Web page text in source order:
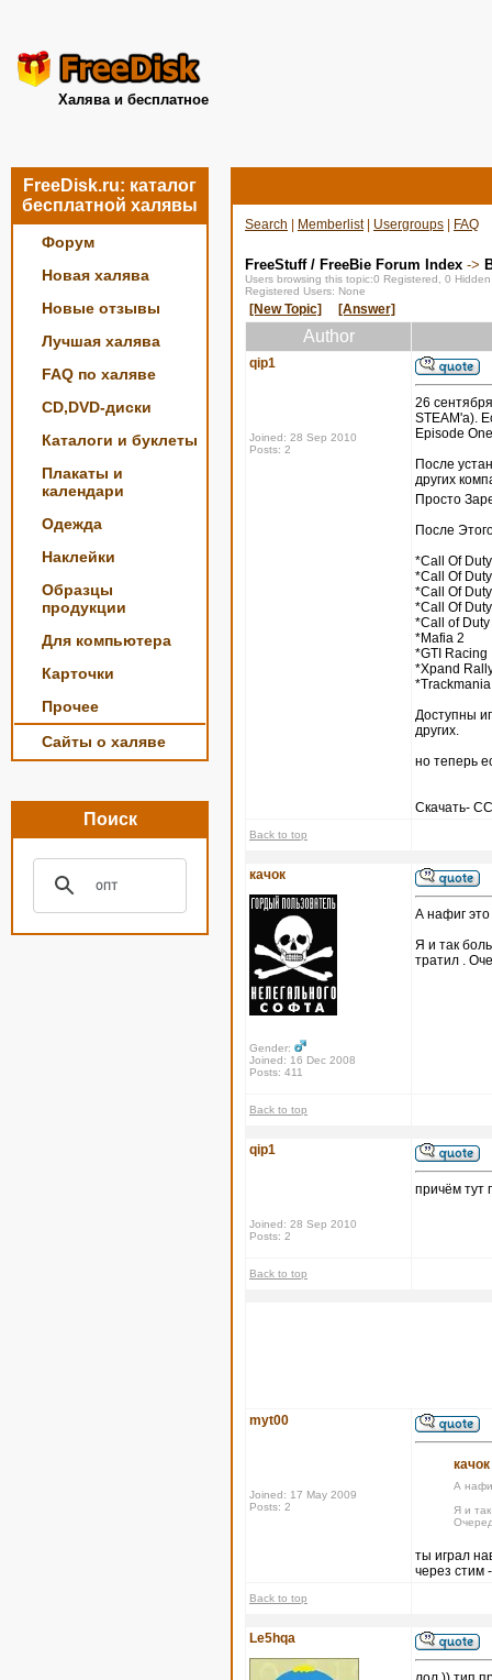
Халява и бесплатное
FreeDisk.ru: каталог
бесплатной халявы
Форум
Новая халява
Новые отзывы
Лучшая халява
FAQ по халяве
CD,DVD-диски
Каталоги и буклеты
Плакаты и
календари
Одежда
Наклейки
Образцы
продукции
Для компьютера
Карточки
Прочее
Сайты о халяве
Поиск
Search Memberlist| Usergroups FAQ
FreeStuff / FreeBie Forum Index ->
Users browsing this topic:0 Registered, 0
Registered Users: None
[New Topic] [Answer]
Author
qip1
Joined: 28 Sep 2010
Posts: 2
26
STEAM'a).
Episode
После
других
Просто
После
*Call Of Duty
*Call Of
*Call Of
*Call Of
*Call of
*Mafia 2
*GTI Racing
*Xpand
Доступны
других.
но теперь
Скачать-
Back to top
качок
Gender:
Joined: 16 Dec 2008
Posts: 411
А нафиг
Я и так
тратил .
Back to top
qip1
Joined: 28 Sep 2010
Posts: 2
причём тут
Back to top
myt00
Joined: 17 May 2009
Posts: 2
А
Я и
ты играл
через стим
Back to top
Le5hqa